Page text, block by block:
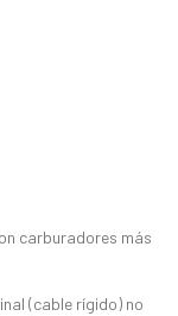
carburadores más
(cable rígido) no